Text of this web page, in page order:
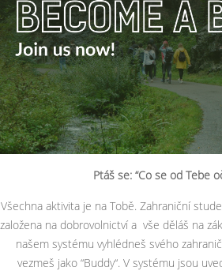
Ptáš se: “Co se od Tebe
Všechna aktivita je na Tobě. Zahraniční
založena na dobrovolnictví a vše děláš na
našem systému vyhlédneš svého
vezmeš jako “Buddy“. V systému jsou